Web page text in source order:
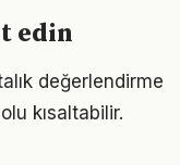
edin
değerlendirme
kısaltabilir.